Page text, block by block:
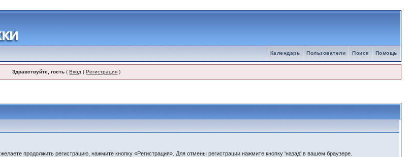
Помощь
Поиск
Пользователи
Календарь
Здравствуйте, гость (Вход |Регистрация )
продолжить регистрацию, нажмите кнопку «Регистрация». Для отмены регистрации нажмите кнопку 'назад' в вашем браузере.